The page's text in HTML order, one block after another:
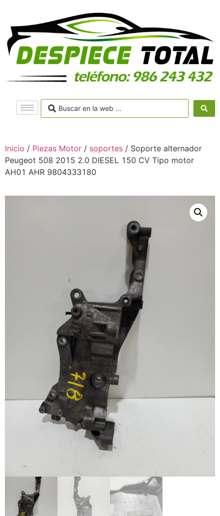
Inicio / Piezas Motor / soportes / Soporte alternador
Peugeot 508 2015 2.0 DIESEL 150 CV Tipo motor
AH01 AHR 9804333180